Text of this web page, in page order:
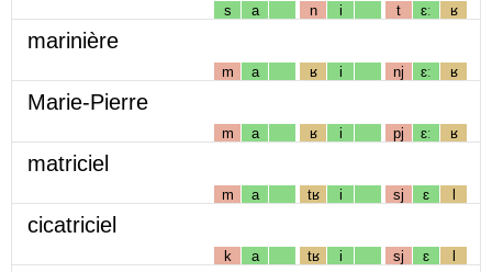
s a n i t ɛː ʁ
marinière
m a ʁ i nj ɛː ʁ
Marie-Pierre
m a ʁ i pj ɛː ʁ
matriciel
m a tʁ i sj ɛ l
cicatriciel
k a tʁ i sj ɛ l